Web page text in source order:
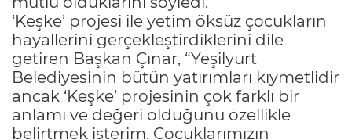
‘Keşke’ projesi ile yetim öksüz çocukların
hayallerini gerçekleştirdiklerini dile
getiren Başkan Çınar, “Yeşilyurt
Belediyesinin bütün yatırımları kıymetlidir
ancak ‘Keşke’ projesinin çok farklı bir
anlamı ve değeri olduğunu özellikle
belirtmek isterim. Çocuklarımızın